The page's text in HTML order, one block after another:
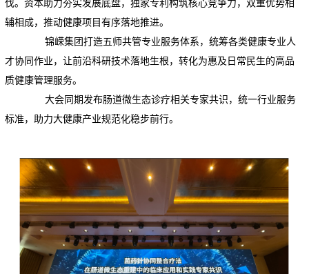
伐。资本助力夯实发展底盘，独家专利构筑核心竞争力，双重优势相
辅相成，推动健康项目有序落地推进。
锦嵘集团打造五师共管专业服务体系，统筹各类健康专业人
才协同作业，让前沿科研技术落地生根，转化为惠及日常民生的高品
质健康管理服务。
大会同期发布肠道微生态诊疗相关专家共识，统一行业服务
标准，助力大健康产业规范化稳步前行。